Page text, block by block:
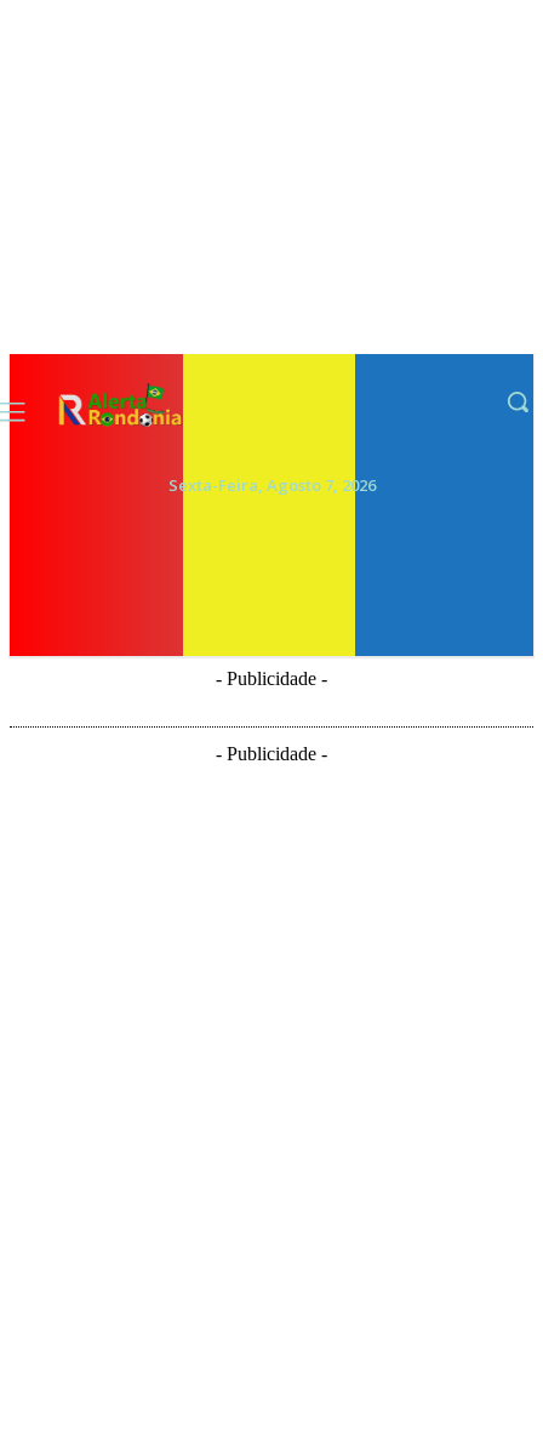
Sexta-Feira, Agosto 7, 2026
- Publicidade -
- Publicidade -